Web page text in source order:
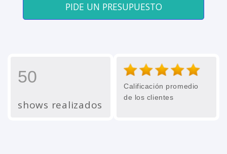
PIDE UN PRESUPUESTO
50
shows realizados
Calificación promedio
de los clientes